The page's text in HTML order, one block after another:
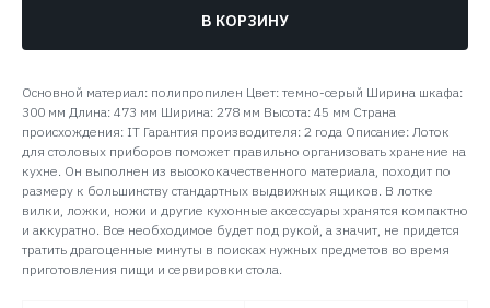
В КОРЗИНУ
Основной материал: полипропилен Цвет: темно-серый Ширина шкафа:
300 мм Длина: 473 мм Ширина: 278 мм Высота: 45 мм Страна
происхождения: IT Гарантия производителя: 2 года Описание: Лоток
для столовых приборов поможет правильно организовать хранение на
кухне. Он выполнен из высококачественного материала, походит по
размеру к большинству стандартных выдвижных ящиков. В лотке
вилки, ложки, ножи и другие кухонные аксессуары хранятся компактно
и аккуратно. Все необходимое будет под рукой, а значит, не придется
тратить драгоценные минуты в поисках нужных предметов во время
приготовления пищи и сервировки стола.